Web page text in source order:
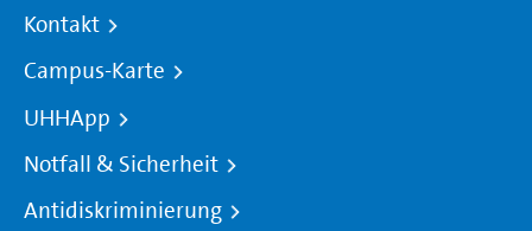
Kontakt
Campus-Karte
UHHApp
Notfall & Sicherheit
Antidiskriminierung